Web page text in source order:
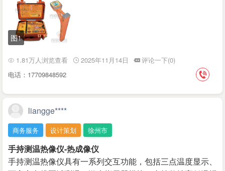
图1
1.81万人浏览查看 2025年11月14日
评论一下(0)
电话：17709848592
liangge****
商务服务 设计策划 徐州市
手持测温热像仪-热成像仪
手持测温热像仪具有一系列交互功能，包括三点温度显示、